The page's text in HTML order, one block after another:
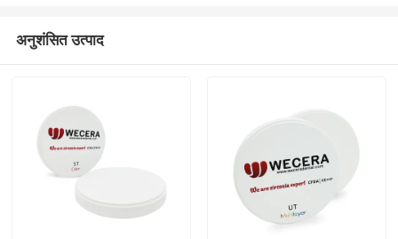
अनुशंसित उत्पाद